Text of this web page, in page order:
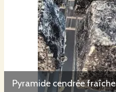
Pyramide cendrée fraîche